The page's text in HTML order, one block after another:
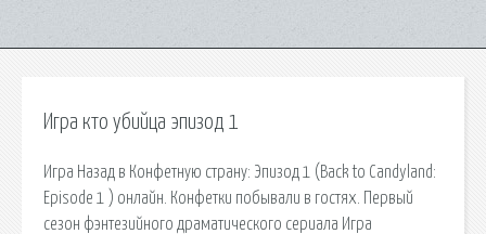
Игра кто убийца эпизод 1
Игра Назад в Конфетную страну: Эпизод 1 (Back to Candyland:
Episode 1 ) онлайн. Конфетки побывали в гостях. Первый
сезон фэнтезийного драматического сериала Игра